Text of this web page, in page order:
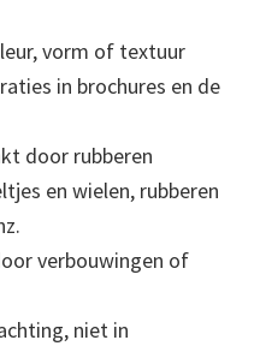
vorm of textuur
in brochures en de
door rubberen
en wielen, rubberen
verbouwingen of
niet in